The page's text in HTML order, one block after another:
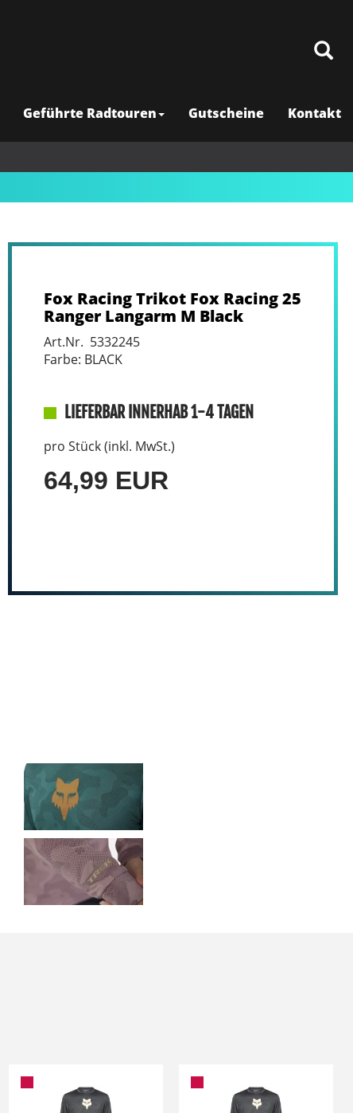
Geführte Radtouren Gutscheine Kontakt
Fox Racing Trikot Fox Racing 25
Ranger Langarm M Black
Art.Nr. 5332245
Farbe: BLACK
LIEFERBAR INNERHAB 1-4 TAGEN
pro Stück (inkl. MwSt.)
64,99 EUR